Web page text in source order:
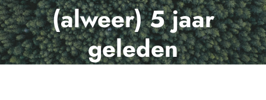
(alweer) 5 jaar
geleden